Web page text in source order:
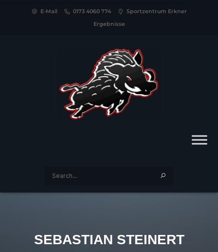
E-Mail 0173 4060 774
Sportzentrum Erkner
Ergebnisse
SEBASTIAN STEINERT